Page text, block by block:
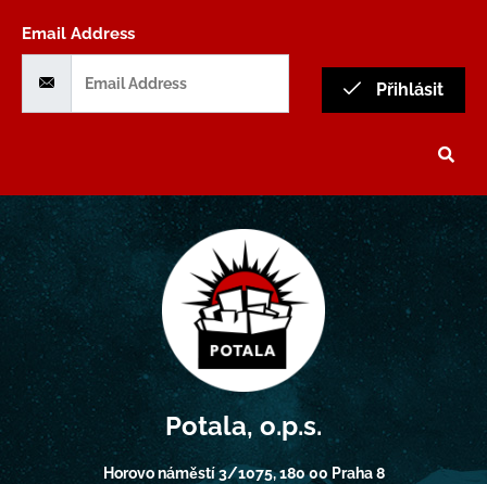
Email Address
Přihlásit
Potala, o.p.s.
Horovo náměstí 3/1075, 180 00 Praha 8